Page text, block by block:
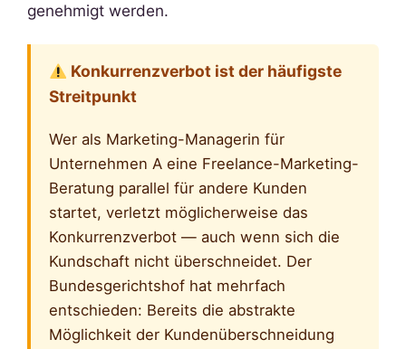
genehmigt werden.
Konkurrenzverbot ist der häufigste
Streitpunkt
Wer als Marketing-Managerin für
Unternehmen A eine Freelance-Marketing-
Beratung parallel für andere Kunden
startet, verletzt möglicherweise das
Konkurrenzverbot — auch wenn sich die
Kundschaft nicht überschneidet. Der
Bundesgerichtshof hat mehrfach
entschieden: Bereits die abstrakte
Möglichkeit der Kundenüberschneidung